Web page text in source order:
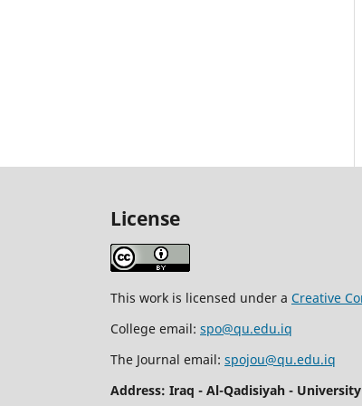
License
This work is licensed under a Creative
College email: spo@qu.edu.iq
The Journal email: spojou@qu.edu.iq
Address: Iraq - Al-Qadisiyah -